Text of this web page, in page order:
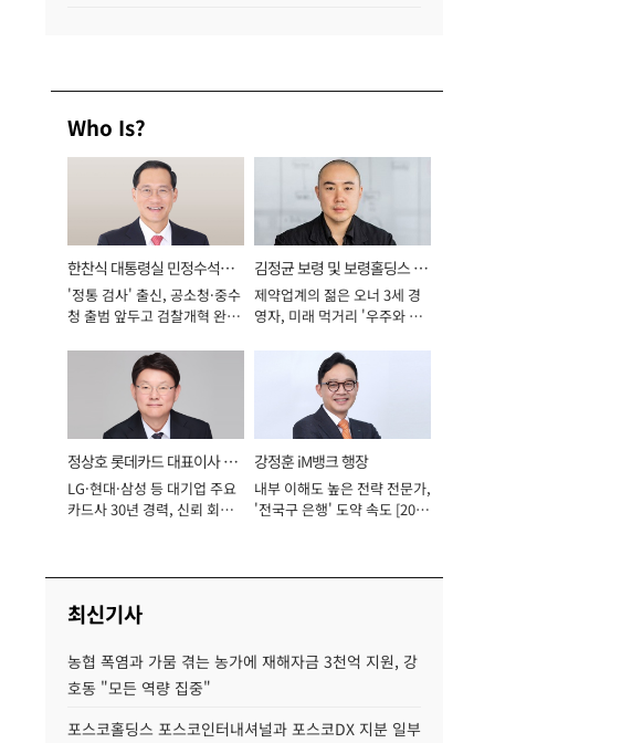
Who Is?
한찬식 대통령실 민정수석비
서관
'정통 검사' 출신, 공소청·중수
청 출범 앞두고 검찰개혁 완수
김정균 보령 및 보령홀딩스 대
표이사 사장
제약업계의 젊은 오너 3세 경
영자, 미래 먹거리 '우주와 헬
정상호 롯데카드 대표이사 사
장
LG·현대·삼성 등 대기업 주요
카드사 30년 경력, 신뢰 회복
강정훈 iM뱅크 행장
내부 이해도 높은 전략 전문가,
'전국구 은행' 도약 속도 [2026
최신기사
농협 폭염과 가뭄 겪는 농가에 재해자금 3천억 지원, 강
호동 "모든 역량 집중"
포스코홀딩스 포스코인터내셔널과 포스코DX 지분 일부